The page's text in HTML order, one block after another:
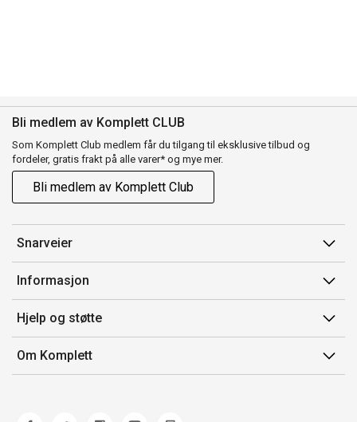
Bli medlem av Komplett CLUB
Som Komplett Club medlem får du tilgang til eksklusive tilbud og
fordeler, gratis frakt på alle varer* og mye mer.
Bli medlem av Komplett Club
Snarveier
Min side
Ordreoversikt
Flex
Komplett Club
Informasjon
Salgsbetingelser
Medlemsvilkår for Komplett Club
Merker/produsent
Hjelp og støtte
Kontakt oss
Kundeservice
Om Komplett